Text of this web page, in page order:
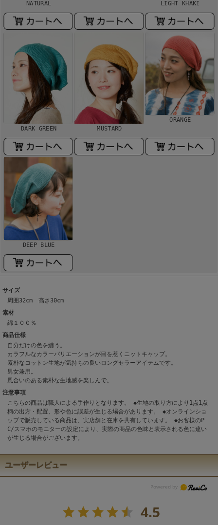
NATURAL LIGHT KHAKI
DARK GREEN MUSTARD
ORANGE
DEEP BLUE
サイズ
周囲32cm 高さ30cm
素材
綿１００％
商品仕様
自分だけの色を纏う。
カラフルなカラーバリエーションが目を惹くニットキャップ。
素朴なコットン生地が気持ちの良いロングセラーアイテムです。
男女兼用。
風合いのある素朴な生地感を楽しんで。
注意事項
こちらの商品は職人による手作りとなります。 ◆生地の取り方により1点1点
柄の出方・配置、形や色に誤差が生じる場合があります。 ◆オンラインショ
ップで販売している商品は、実店舗と在庫を共有しています。 ◆お客様のP
C/スマホのモニターの設定により、実際の商品の色味と表示される色に違い
が生じる場合がございます。
ユーザーレビュー
4.5